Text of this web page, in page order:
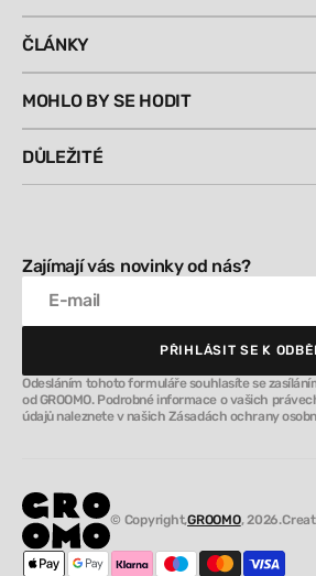
ČLÁNKY
MOHLO BY SE HODIT
DŮLEŽITÉ
Zajímají vás novinky od nás?
E-mail
PŘIHLÁSIT SE K
PŘIHLÁSIT SE K
Odesláním tohoto formuláře souhlasíte se
od GROOMO. Podrobné informace o vašich
údajů naleznete v našich Zásadách ochrany
© Copyright,GROOMO, 2026.